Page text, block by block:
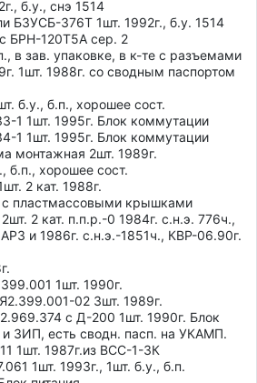
б.у., снэ 1514
БЗУСБ-376Т 1шт. 1992г., б.у. 1514
БРН-120Т5А сер. 2
в зав. упаковке, в к-те с разъемами
1шт. 1988г. со сводным паспортом
б.у., б.п., хорошее сост.
1 1шт. 1995г. Блок коммутации
1 1шт. 1995г. Блок коммутации
монтажная 2шт. 1989г.
б.п., хорошее сост.
2 кат. 1988г.
с пластмассовыми крышками
2 кат. п.п.р.-0 1984г. с.н.э. 776ч.,
и 1986г. с.н.э.-1851ч., КВР-06.90г.
1шт. 1990г.
02 3шт. 1989г.
с Д-200 1шт. 1990г. Блок
и ЗИП, есть сводн. пасп. на УКАМП.
1шт. 1987г.из ВСС-1-3К
1шт. 1993г., 1шт. б.у., б.п.